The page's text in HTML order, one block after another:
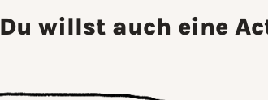
Du willst auch eine